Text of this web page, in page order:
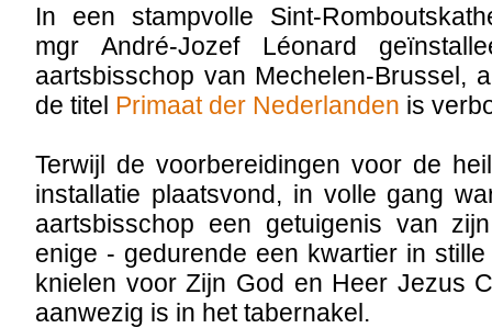
In een stampvolle Sint-
mgr André-Jozef Léonard
aartsbisschop van Mechelen-Brussel,
de titel Primaat der Nederlanden is
Terwijl de voorbereidingen voor de
installatie plaatsvond, in volle gang
aartsbisschop een getuigenis van
enige - gedurende een kwartier in
knielen voor Zijn God en Heer Jezus
aanwezig is in het tabernakel.